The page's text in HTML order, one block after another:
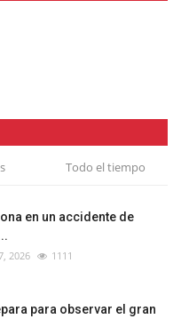
Todo el tiempo
en un accidente de
2026 1111
para observar el gran